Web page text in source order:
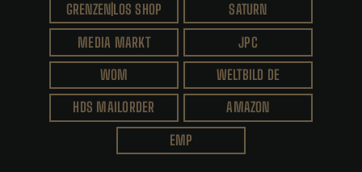
GRENZEN|LOS SHOP
SATURN
MEDIA MARKT
JPC
WOM
WELTBILD DE
HDS MAILORDER
AMAZON
EMP